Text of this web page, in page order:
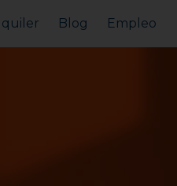
Blog Empleo